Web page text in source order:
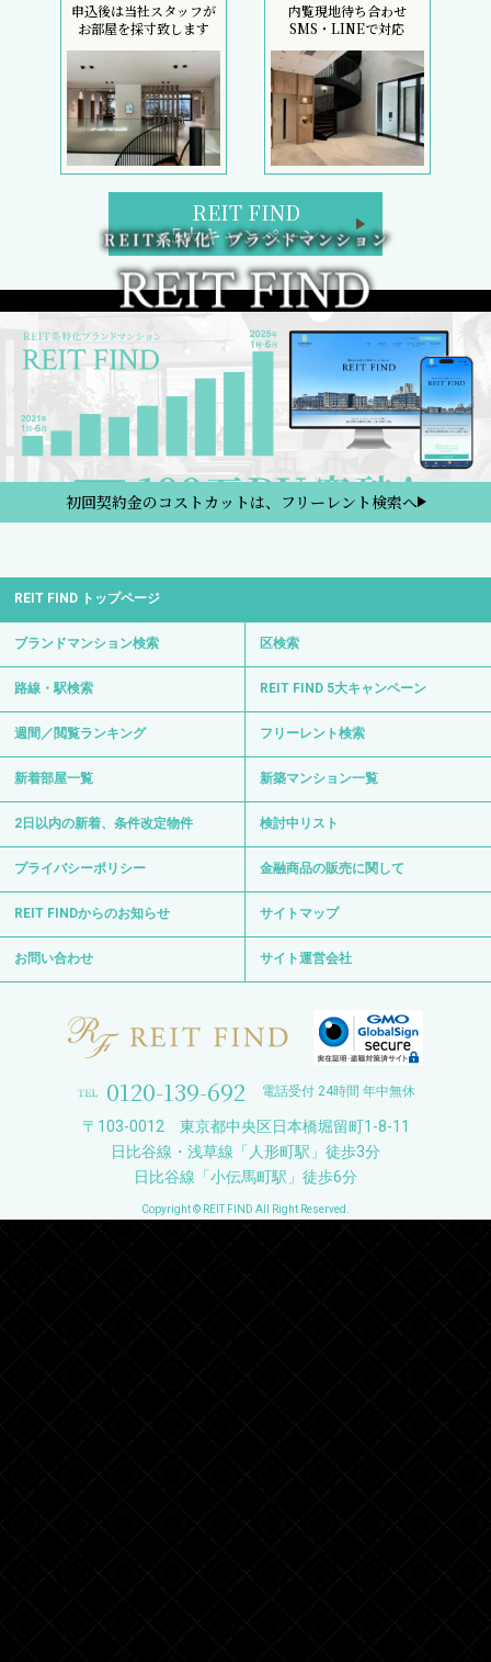
申込後は当社スタッフが
お部屋を採寸致します
内覧現地待ち合わせ
SMS・LINEで対応
REIT FIND
5大キャンペーン
初回契約金のコストカットは、フリーレント検索へ
REIT FIND トップページ
ブランドマンション検索 区検索
路線・駅検索 REIT FIND 5大キャンペーン
週間／閲覧ランキング フリーレント検索
新着部屋一覧 新築マンション一覧
2日以内の新着、条件改定物件 検討中リスト
プライバシーポリシー 金融商品の販売に関して
REIT FINDからのお知らせ サイトマップ
お問い合わせ サイト運営会社
0120-139-692 電話受付 24時間 年中無休
〒103-0012 東京都中央区日本橋堀留町1-8-11
日比谷線・浅草線「人形町駅」徒歩3分
日比谷線「小伝馬町駅」徒歩6分
Copyright © REIT FIND All Right Reserved.